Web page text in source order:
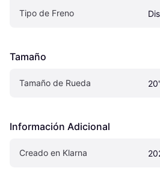
Tipo de Freno
Tamaño
Tamaño de Rueda
Información Adicional
Creado en Klarna